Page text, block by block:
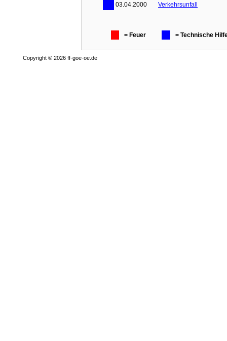
03.04.2000
Verkehrsunfall
= Feuer = Technische
Copyright © 2026 ff-goe-oe.de